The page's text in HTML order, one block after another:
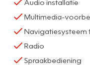
Audio installatie
Multimedia-
Navigatiesysteem
Radio
Spraakbediening